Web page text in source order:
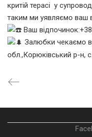
критій терасі у
таким ми уявляємо ваш
Ваш
Залюбки чекаємо в
обл.,Корюківський р-н,